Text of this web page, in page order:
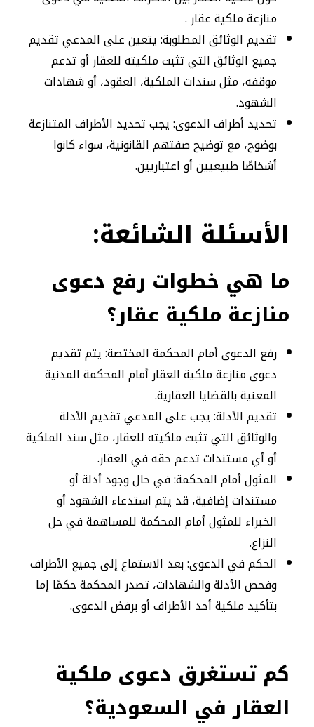
منازعة ملكية عقار .
تقديم الوثائق المطلوبة: يتعين على المدعي تقديم
جميع الوثائق التي تثبت ملكيته للعقار أو تدعم
موقفه، مثل سندات الملكية، العقود، أو شهادات
الشهود.
تحديد أطراف الدعوى: يجب تحديد الأطراف المتنازعة
بوضوح، مع توضيح صفتهم القانونية، سواء كانوا
أشخاصًا طبيعيين أو اعتباريين.
الأسئلة الشائعة:
ما هي خطوات رفع دعوى
منازعة ملكية عقار؟
رفع الدعوى أمام المحكمة المختصة: يتم تقديم
دعوى منازعة ملكية العقار أمام المحكمة المدنية
المعنية بالقضايا العقارية.
تقديم الأدلة: يجب على المدعي تقديم الأدلة
والوثائق التي تثبت ملكيته للعقار، مثل سند الملكية
أو أي مستندات تدعم حقه في العقار.
المثول أمام المحكمة: في حال وجود أدلة أو
مستندات إضافية، قد يتم استدعاء الشهود أو
الخبراء للمثول أمام المحكمة للمساهمة في حل
النزاع.
الحكم في الدعوى: بعد الاستماع إلى جميع الأطراف
وفحص الأدلة والشهادات، تصدر المحكمة حكمًا إما
بتأكيد ملكية أحد الأطراف أو برفض الدعوى.
كم تستغرق دعوى ملكية
العقار في السعودية؟